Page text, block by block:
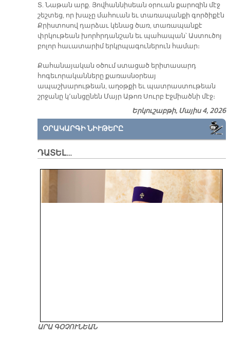
Տ. Նաթան արք. Յովհաննիսեան օրուան քարոզին մէջ
շեշտեց, որ խաչը մահուան եւ տառապանքի գործիքէն
Քրիստոսով դարձաւ կենաց ծառ, տառապանքէ
փրկութեան խորհրդանշան եւ պահապան՝ Աստուծոյ
բոլոր հաւատարիմ երկրպագուներուն համար։
Քահանայական օծում ստացած երիտասարդ
հոգեւորականները քառասնօրեայ
ապաշխարութեան, աղօթքի եւ պատրաստութեան
շրջանը կ՚անցընեն Մայր Աթոռ Սուրբ Էջմիածնի մէջ։
Երկուշաբթի, Մայիս 4, 2026
ՕՐԱԿԱՐԳԻ ՆԻՒԹԵՐԸ
ԴԱՏԵԼ…
ԱՐԱ ԳՕՉՈՒՆԵԱՆ